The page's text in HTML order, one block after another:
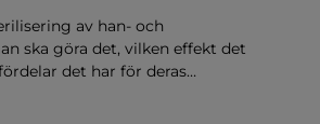
av han- och
ska göra det, vilken effekt det
det har för deras